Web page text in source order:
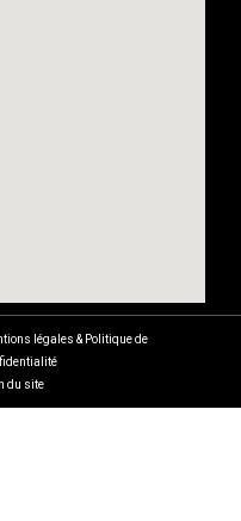
légales & Politique de
du site